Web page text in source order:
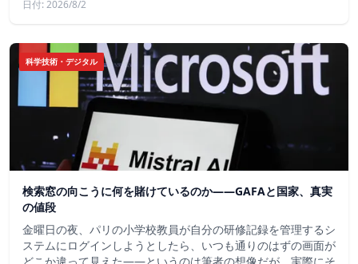
日付: 2026/8/2
科学技術・デジタル
検索窓の向こうに何を賭けているのか——GAFAと国家、真実
の値段
金曜日の夜、パリの小学校教員が自分の研修記録を管理するシ
ステムにログインしようとしたら、いつも通りのはずの画面が